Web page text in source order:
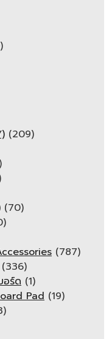
(209)
(70)
(787)
(336)
อร์ด (1)
Pad (19)